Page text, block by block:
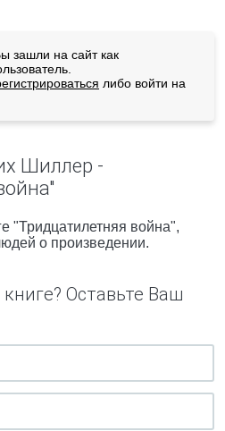
зашли на сайт как
либо войти на
Шиллер -
"Тридцатилетняя война",
о произведении.
Оставьте Ваш